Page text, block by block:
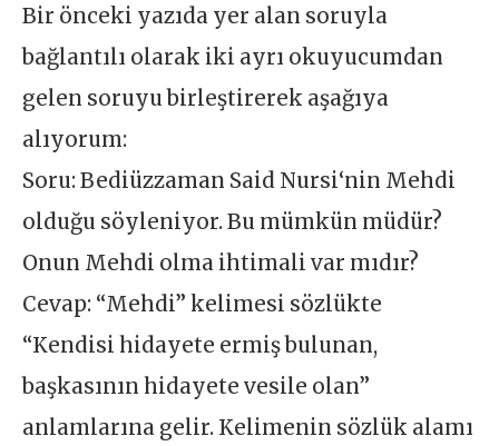
Bir önceki yazıda yer alan soruyla
bağlantılı olarak iki ayrı okuyucumdan
gelen soruyu birleştirerek aşağıya
alıyorum:
Soru: Bediüzzaman Said Nursi‘nin Mehdi
olduğu söyleniyor. Bu mümkün müdür?
Onun Mehdi olma ihtimali var mıdır?
Cevap: “Mehdi” kelimesi sözlükte
“Kendisi hidayete ermiş bulunan,
başkasının hidayete vesile olan”
anlamlarına gelir. Kelimenin sözlük alamı